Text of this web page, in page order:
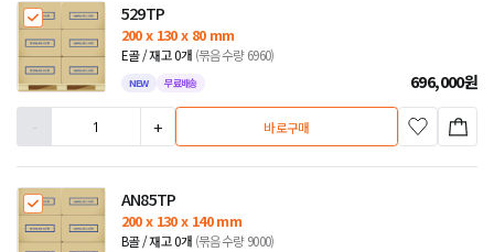
529TP
200 x 130 x 80 mm
E골 / 재고 0개 (묶음수량 6960)
NEW 무료배송 696,000원
-
+ 바로구매
AN85TP
200 x 130 x 140 mm
B골 / 재고 0개 (묶음수량 9000)